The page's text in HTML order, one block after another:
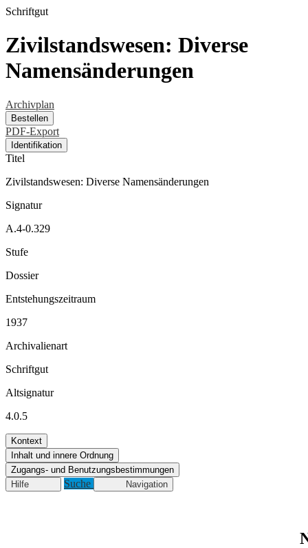
Schriftgut
Zivilstandswesen: Diverse
Namensänderungen
Archivplan
Bestellen
PDF-Export
Identifikation
Titel
Zivilstandswesen: Diverse Namensänderungen
Signatur
A.4-0.329
Stufe
Dossier
Entstehungszeitraum
1937
Archivalienart
Schriftgut
Altsignatur
4.0.5
Kontext
Inhalt und innere Ordnung
Zugangs- und Benutzungsbestimmungen
Hilfe
Suche Navigation